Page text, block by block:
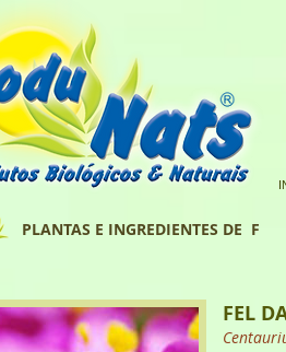
PLANTAS E INGREDIENTES DE F
FEL